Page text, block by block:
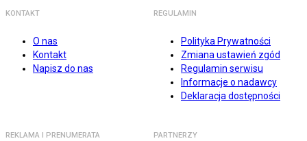
KONTAKT
O nas
Kontakt
Napisz do nas
REGULAMIN
Polityka Prywatności
Zmiana ustawień zgód
Regulamin serwisu
Informacje o nadawcy
Deklaracja dostępności
REKLAMA I PRENUMERATA PARTNERZY